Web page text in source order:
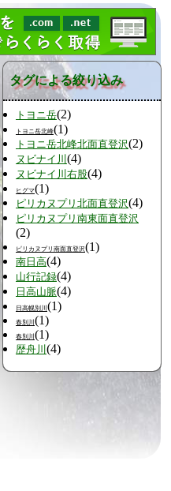
タグによる絞り込み
トヨニ岳(2)
トヨニ岳北峰(1)
トヨニ岳北峰北面直登沢(2)
ヌビナイ川 (4)
ヌビナイ川右股(4)
ヒグマ(1)
ピリカヌプリ北面直登沢(4)
ピリカヌプリ南東面直登沢
(2)
ピリカヌプリ南面直登沢(1)
南日高(4)
山行記録(4)
日高山脈(4)
日高幌別川 (1)
春別川 (1)
春別川 (1)
歴舟川 (4)